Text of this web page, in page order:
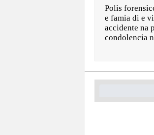
Polis
e famia di e
accidente na
condolencia